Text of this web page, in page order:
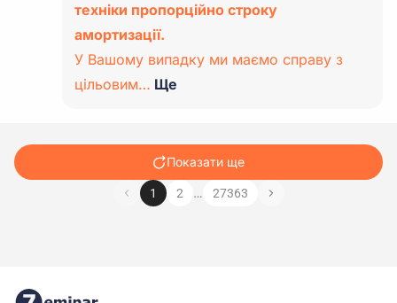
техніки пропорційно строку
амортизації.
У Вашому випадку ми маємо справу з
цільовим… Ще
Показати ще
1 2 … 27363